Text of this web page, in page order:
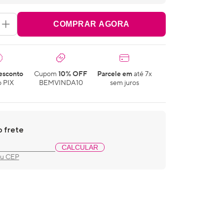
COMPRAR AGORA
PIX
Cupom10% OFF
BEMVINDA10
Parcele ematé 7x
sem juros
frete
CALCULAR
CEP